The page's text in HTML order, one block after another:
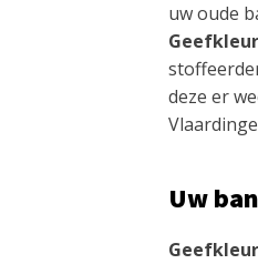
uw oude
deze er
Uw